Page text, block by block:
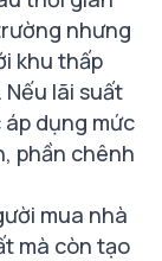
nhưng
khu thấp
lãi suất
dụng mức
phần chênh
mua nhà
mà còn tạo